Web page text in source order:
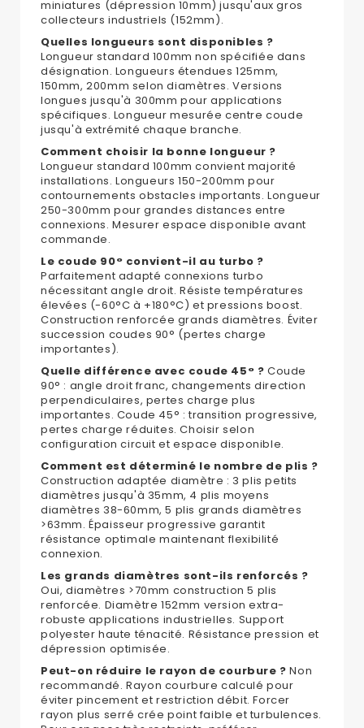
miniatures (dépression 10mm) jusqu'aux gros
collecteurs industriels (152mm).
Quelles longueurs sont disponibles ?
Longueur standard 100mm non spécifiée dans
désignation. Longueurs étendues 125mm,
150mm, 200mm selon diamètres. Versions
longues jusqu'à 300mm pour applications
spécifiques. Longueur mesurée centre coude
jusqu'à extrémité chaque branche.
Comment choisir la bonne longueur ?
Longueur standard 100mm convient majorité
installations. Longueurs 150-200mm pour
contournements obstacles importants. Longueur
250-300mm pour grandes distances entre
connexions. Mesurer espace disponible avant
commande.
Le coude 90° convient-il au turbo ?
Parfaitement adapté connexions turbo
nécessitant angle droit. Résiste températures
élevées (-60°C à +180°C) et pressions boost.
Construction renforcée grands diamètres. Éviter
succession coudes 90° (pertes charge
importantes).
Quelle différence avec coude 45° ? Coude
90° : angle droit franc, changements direction
perpendiculaires, pertes charge plus
importantes. Coude 45° : transition progressive,
pertes charge réduites. Choisir selon
configuration circuit et espace disponible.
Comment est déterminé le nombre de plis ?
Construction adaptée diamètre : 3 plis petits
diamètres jusqu'à 35mm, 4 plis moyens
diamètres 38-60mm, 5 plis grands diamètres
>63mm. Épaisseur progressive garantit
résistance optimale maintenant flexibilité
connexion.
Les grands diamètres sont-ils renforcés ?
Oui, diamètres >70mm construction 5 plis
renforcée. Diamètre 152mm version extra-
robuste applications industrielles. Support
polyester haute ténacité. Résistance pression et
dépression optimisée.
Peut-on réduire le rayon de courbure ? Non
recommandé. Rayon courbure calculé pour
éviter pincement et restriction débit. Forcer
rayon plus serré crée point faible et turbulences.